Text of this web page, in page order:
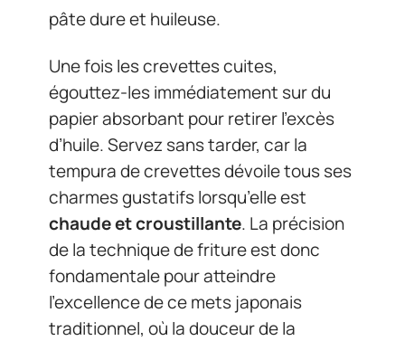
pâte dure et huileuse.
Une fois les crevettes cuites,
égouttez-les immédiatement sur du
papier absorbant pour retirer l’excès
d’huile. Servez sans tarder, car la
tempura de crevettes dévoile tous ses
charmes gustatifs lorsqu’elle est
chaude et croustillante. La précision
de la technique de friture est donc
fondamentale pour atteindre
l’excellence de ce mets japonais
traditionnel, où la douceur de la